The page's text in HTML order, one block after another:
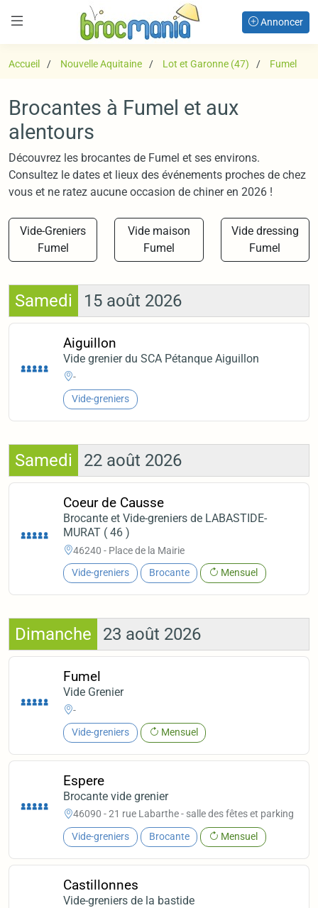
Annoncer
Accueil Nouvelle Aquitaine Lot et Garonne (47) Fumel
Brocantes à Fumel et aux
alentours
Découvrez les brocantes de Fumel et ses environs.
Consultez le dates et lieux des événements proches de chez
vous et ne ratez aucune occasion de chiner en 2026 !
Vide-Greniers
Fumel
Vide maison
Fumel
Vide dressing
Fumel
Samedi 15 août 2026
Aiguillon
Vide grenier du SCA Pétanque Aiguillon
-
Vide-greniers
Samedi 22 août 2026
Coeur de Causse
Brocante et Vide-greniers de LABASTIDE-
MURAT ( 46 )
46240 - Place de la Mairie
Vide-greniers Brocante Mensuel
Dimanche 23 août 2026
Fumel
Vide Grenier
-
Vide-greniers Mensuel
Espere
Brocante vide grenier
46090 - 21 rue Labarthe - salle des fêtes et parking
Vide-greniers Brocante Mensuel
Castillonnes
Vide-greniers de la bastide